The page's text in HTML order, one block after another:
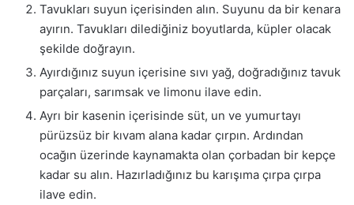
Tavukları suyun içerisinden alın. Suyunu da bir kenara
ayırın. Tavukları dilediğiniz boyutlarda, küpler olacak
şekilde doğrayın.
Ayırdığınız suyun içerisine sıvı yağ, doğradığınız tavuk
parçaları, sarımsak ve limonu ilave edin.
Ayrı bir kasenin içerisinde süt, un ve yumurtayı
pürüzsüz bir kıvam alana kadar çırpın. Ardından
ocağın üzerinde kaynamakta olan çorbadan bir kepçe
kadar su alın. Hazırladığınız bu karışıma çırpa çırpa
ilave edin.